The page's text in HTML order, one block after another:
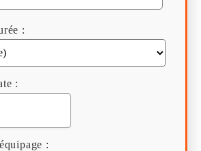
:
:
: